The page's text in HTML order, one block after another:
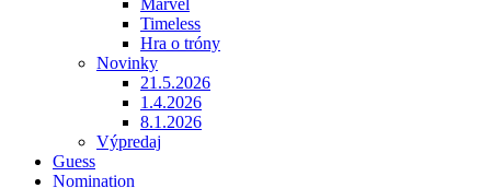
Marvel
Timeless
Hra o tróny
Novinky
21.5.2026
1.4.2026
8.1.2026
Výpredaj
Guess
Nomination